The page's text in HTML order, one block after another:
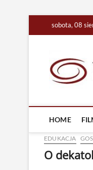
sobota, 08
HOME
EDUKACJA
O